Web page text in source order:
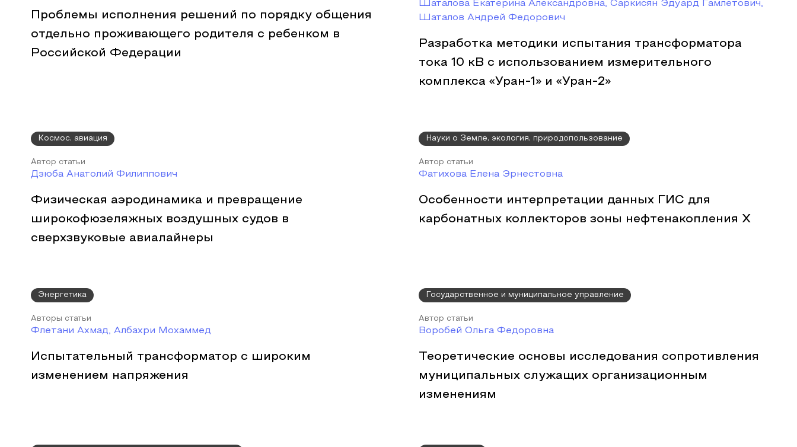
Проблемы исполнения решений по порядку общения
отдельно проживающего родителя с ребенком в
Российской Федерации
Шаталова Екатерина Александровна, Саркисян Эдуард Гамлетович,
Шаталов Андрей Федорович
Разработка методики испытания трансформатора
тока 10 кВ с использованием измерительного
комплекса «Уран-1» и «Уран-2»
Космос, авиация
Автор статьи
Дзюба Анатолий Филиппович
Физическая аэродинамика и превращение
широкофюзеляжных воздушных судов в
сверхзвуковые авиалайнеры
Науки о Земле, экология, природопользование
Автор статьи
Фатихова Елена Эрнестовна
Особенности интерпретации данных ГИС для
карбонатных коллекторов зоны нефтенакопления Х
Энергетика
Авторы статьи
Флетани Ахмад, Албахри Мохаммед
Испытательный трансформатор с широким
изменением напряжения
Государственное и муниципальное управление
Автор статьи
Воробей Ольга Федоровна
Теоретические основы исследования сопротивления
муниципальных служащих организационным
изменениям